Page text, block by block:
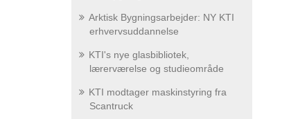
Arktisk Bygningsarbejder: NY KTI
erhvervsuddannelse
KTI's nye glasbibliotek,
lærerværelse og studieområde
KTI modtager maskinstyring fra
Scantruck